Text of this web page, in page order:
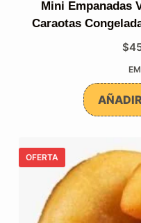
Mini Empanadas
Caraotas
$
OFERTA